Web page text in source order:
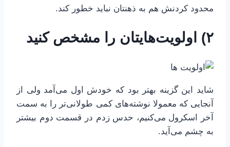
محدود کردنش هم به ذهنتان نباید خطور کند.
۲) اولویت‌هایتان را مشخص کنید
شاید این گزینه بهتر بود که خودش اول می‌آمد ولی از
آنجایی که معمولا نوشته‌های کمی طولانی‌تر را به سمت
آخر اسکرول می‌کنیم، حدس زدم در قسمت دوم بیشتر
به چشم می‌آید.